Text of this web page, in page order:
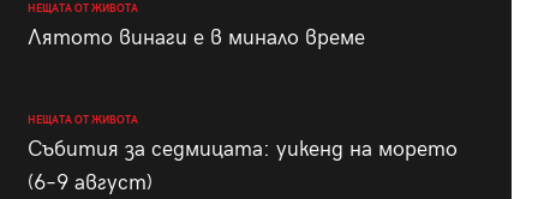
НЕЩАТА ОТ ЖИВОТА
Лятото винаги е в минало време
НЕЩАТА ОТ ЖИВОТА
Събития за седмицата: уикенд на морето
(6–9 август)